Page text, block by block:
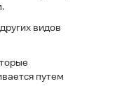
видов
путем